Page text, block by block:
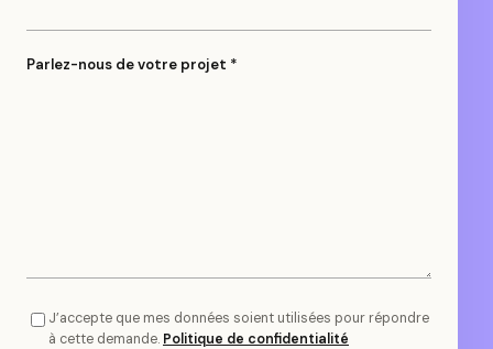
Parlez-nous de votre projet *
J’accepte que mes données soient utilisées pour répondre
à cette demande. Politique de confidentialité